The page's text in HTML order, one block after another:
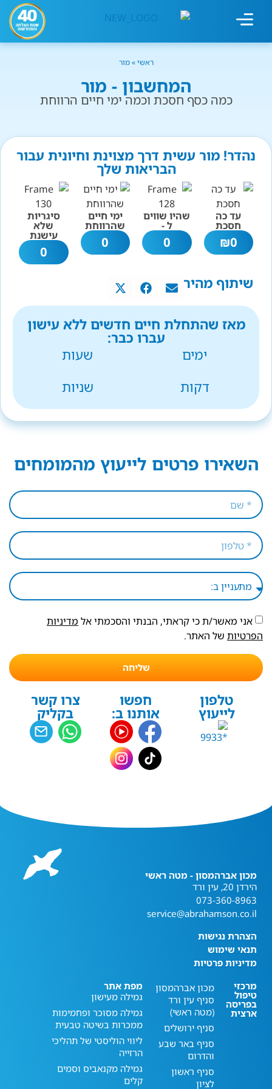
ראשי»מור
המחשבון - מור
כמה כסף חסכת וכמה ימי חיים הרווחת
נהדר! מור עשית דרך מצוינת וחיונית עבור
הבריאות שלך
עד כה
חסכת
0
₪
שהיו שווים
ל -
0
ימי חיים
שהרווחת
0
סיגריות
שלא
עישנת
0
שיתוף מהיר
מאז שהתחלת חיים חדשים ללא עישון
עברו כבר:
ימים
שעות
דקות
שניות
השאירו פרטים לייעוץ מהמומחים
אני מאשר/ת כי קראתי, הבנתי והסכמתי אל מדיניות
הפרטיות של האתר.
שליחה
טלפון
לייעוץ
חפשו
אותנו ב:
צרו קשר
בקליק
מכון אברהמסון - מטה ראשי
הירדן 20, עין ורד
073-360-8963
service@abrahamson.co.il
הצהרת נגישות
תנאי שימוש
מדיניות פרטיות
מרכזי
טיפול
בפריסה
ארצית
מכון אברהמסון
סניף עין ורד
(מטה ראשי)
סניף ירושלים
סניף באר שבע
והדרום
סניף ראשון
לציון
מפת אתר
גמילה מעישון
גמילה מסוכר ופחמימות
ממכרות בשיטה טבעית
ליווי הוליסטי של תהליכי
הרזייה
גמילה מקנאביס וסמים
קלים